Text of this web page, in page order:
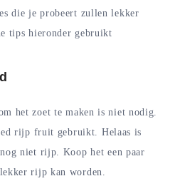
die je probeert zullen lekker
tips hieronder gebruikt
het zoet te maken is niet nodig.
rijp fruit gebruikt. Helaas is
niet rijp. Koop het een paar
rijp kan worden.